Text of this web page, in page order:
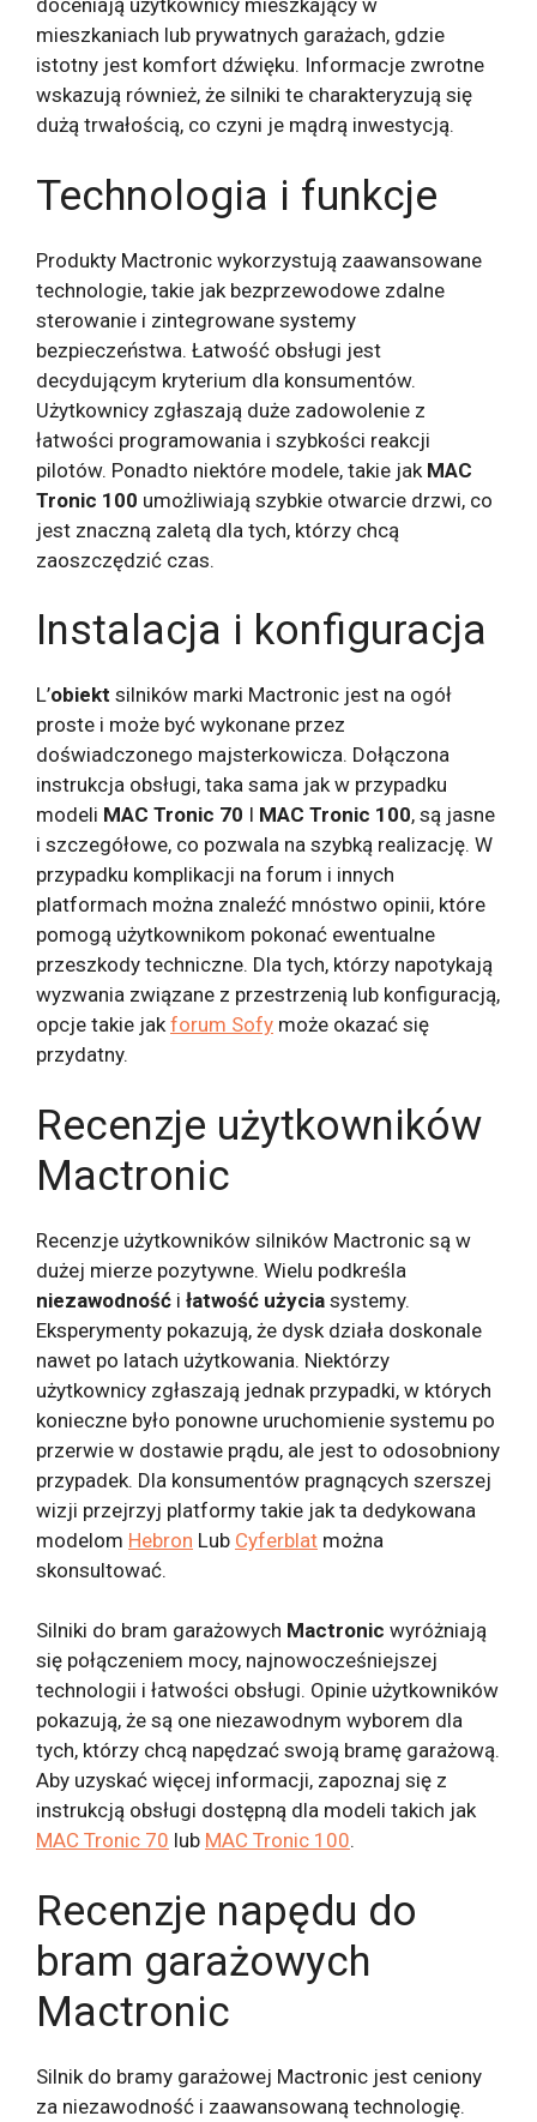
doceniają użytkownicy mieszkający w
mieszkaniach lub prywatnych garażach, gdzie
istotny jest komfort dźwięku. Informacje zwrotne
wskazują również, że silniki te charakteryzują się
dużą trwałością, co czyni je mądrą inwestycją.
Technologia i funkcje
Produkty Mactronic wykorzystują zaawansowane
technologie, takie jak bezprzewodowe zdalne
sterowanie i zintegrowane systemy
bezpieczeństwa. Łatwość obsługi jest
decydującym kryterium dla konsumentów.
Użytkownicy zgłaszają duże zadowolenie z
łatwości programowania i szybkości reakcji
pilotów. Ponadto niektóre modele, takie jak MAC
Tronic 100 umożliwiają szybkie otwarcie drzwi, co
jest znaczną zaletą dla tych, którzy chcą
zaoszczędzić czas.
Instalacja i konfiguracja
L’obiekt silników marki Mactronic jest na ogół
proste i może być wykonane przez
doświadczonego majsterkowicza. Dołączona
instrukcja obsługi, taka sama jak w przypadku
modeli MAC Tronic 70 I MAC Tronic 100, są jasne
i szczegółowe, co pozwala na szybką realizację. W
przypadku komplikacji na forum i innych
platformach można znaleźć mnóstwo opinii, które
pomogą użytkownikom pokonać ewentualne
przeszkody techniczne. Dla tych, którzy napotykają
wyzwania związane z przestrzenią lub konfiguracją,
opcje takie jakforum Sofy może okazać się
przydatny.
Recenzje użytkowników
Mactronic
Recenzje użytkowników silników Mactronic są w
dużej mierze pozytywne. Wielu podkreśla
niezawodność i łatwość użycia systemy.
Eksperymenty pokazują, że dysk działa doskonale
nawet po latach użytkowania. Niektórzy
użytkownicy zgłaszają jednak przypadki, w których
konieczne było ponowne uruchomienie systemu po
przerwie w dostawie prądu, ale jest to odosobniony
przypadek. Dla konsumentów pragnących szerszej
wizji przejrzyj platformy takie jak ta dedykowana
modelom Hebron Lub Cyferblat można
skonsultować.
Silniki do bram garażowych Mactronic wyróżniają
się połączeniem mocy, najnowocześniejszej
technologii i łatwości obsługi. Opinie użytkowników
pokazują, że są one niezawodnym wyborem dla
tych, którzy chcą napędzać swoją bramę garażową.
Aby uzyskać więcej informacji, zapoznaj się z
instrukcją obsługi dostępną dla modeli takich jak
MAC Tronic 70 lub MAC Tronic 100.
Recenzje napędu do
bram garażowych
Mactronic
Silnik do bramy garażowej Mactronic jest ceniony
za niezawodność i zaawansowaną technologię.